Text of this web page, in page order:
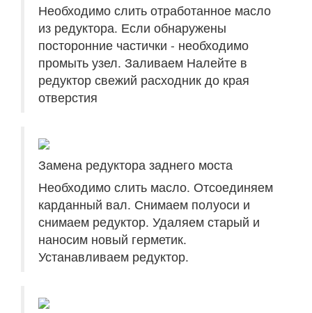
Необходимо слить отработанное масло
из редуктора. Если обнаружены
посторонние частички - необходимо
промыть узел. Заливаем Налейте в
редуктор свежий расходник до края
отверстия
Замена редуктора заднего моста
Необходимо слить масло. Отсоединяем
карданный вал. Снимаем полуоси и
снимаем редуктор. Удаляем старый и
наносим новый герметик.
Устанавливаем редуктор.